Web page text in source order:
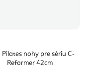
Pilates nohy pre sériu C-
Reformer 42cm